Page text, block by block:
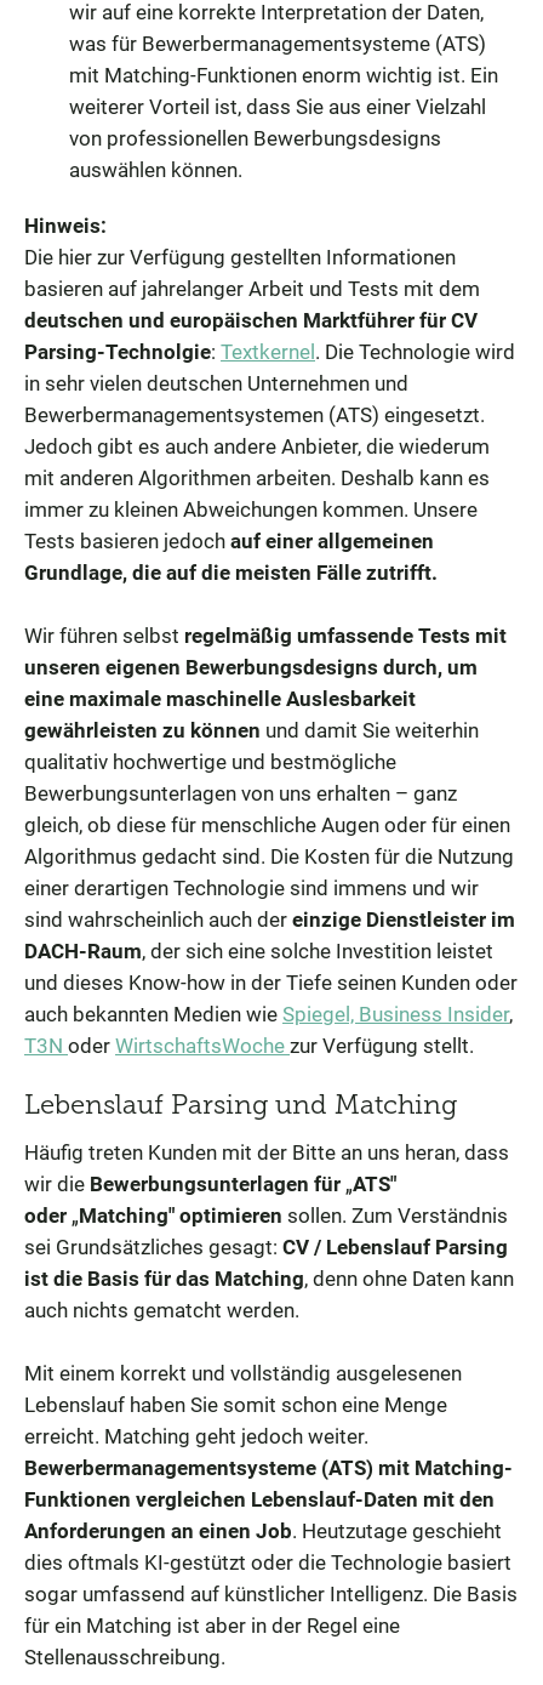
wir auf eine korrekte Interpretation der Daten,
was für Bewerbermanagementsysteme (ATS)
mit Matching-Funktionen enorm wichtig ist. Ein
weiterer Vorteil ist, dass Sie aus einer Vielzahl
von professionellen Bewerbungsdesigns
auswählen können.
Hinweis:
Die hier zur Verfügung gestellten Informationen
basieren auf jahrelanger Arbeit und Tests mit dem
deutschen und europäischen Marktführer für CV
Parsing-Technolgie: Textkernel . Die Technologie wird
in sehr vielen deutschen Unternehmen und
Bewerbermanagementsystemen (ATS) eingesetzt.
Jedoch gibt es auch andere Anbieter, die wiederum
mit anderen Algorithmen arbeiten. Deshalb kann es
immer zu kleinen Abweichungen kommen. Unsere
Tests basieren jedoch auf einer allgemeinen
Grundlage, die auf die meisten Fälle zutrifft.
Wir führen selbst regelmäßig umfassende Tests mit
unseren eigenen Bewerbungsdesigns durch, um
eine maximale maschinelle Auslesbarkeit
gewährleisten zu können und damit Sie weiterhin
qualitativ hochwertige und bestmögliche
Bewerbungsunterlagen von uns erhalten – ganz
gleich, ob diese für menschliche Augen oder für einen
Algorithmus gedacht sind. Die Kosten für die Nutzung
einer derartigen Technologie sind immens und wir
sind wahrscheinlich auch der einzige Dienstleister im
DACH-Raum, der sich eine solche Investition leistet
und dieses Know-how in der Tiefe seinen Kunden oder
auch bekannten Medien wie Spiegel, Business Insider,
T3N oder WirtschaftsWoche zur Verfügung stellt.
Lebenslauf Parsing und Matching
Häufig treten Kunden mit der Bitte an uns heran, dass
wir die Bewerbungsunterlagen für „ATS"
oder „Matching" optimieren sollen. Zum Verständnis
sei Grundsätzliches gesagt: CV / Lebenslauf Parsing
ist die Basis für das Matching, denn ohne Daten kann
auch nichts gematcht werden.
Mit einem korrekt und vollständig ausgelesenen
Lebenslauf haben Sie somit schon eine Menge
erreicht. Matching geht jedoch weiter.
Bewerbermanagementsysteme (ATS) mit Matching-
Funktionen vergleichen Lebenslauf-Daten mit den
Anforderungen an einen Job. Heutzutage geschieht
dies oftmals KI-gestützt oder die Technologie basiert
sogar umfassend auf künstlicher Intelligenz. Die Basis
für ein Matching ist aber in der Regel eine
Stellenausschreibung.